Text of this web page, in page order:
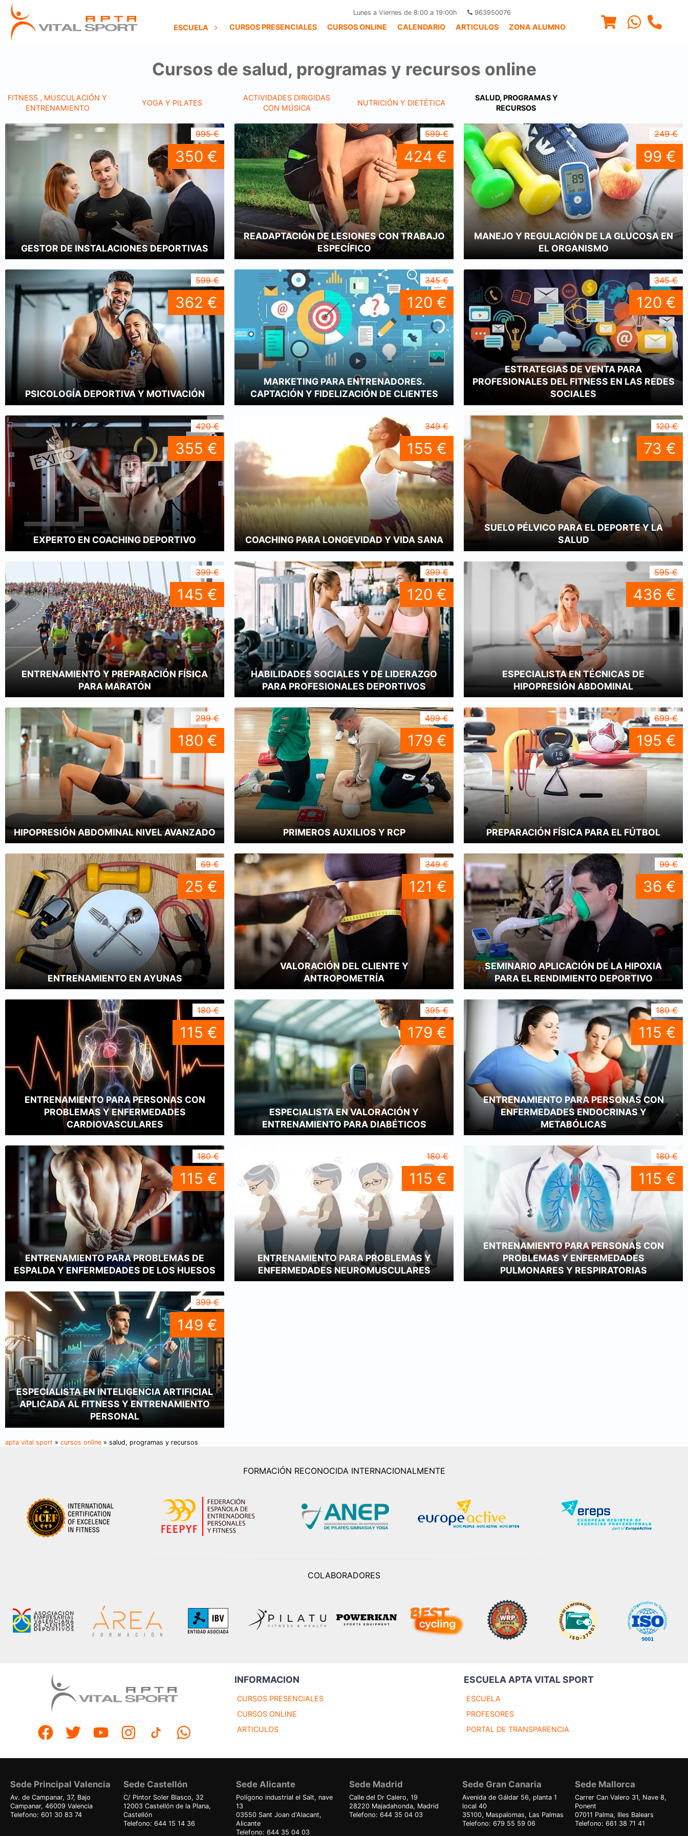
Lunes a Viernes de 8:00 a 19:00h 963950076
ESCUELA CURSOS PRESENCIALES CURSOS ONLINE CALENDARIO ARTICULOS ZONA ALUMNO
Cursos de salud, programas y recursos online
FITNESS , MUSCULACIÓN Y
ENTRENAMIENTO
YOGA Y PILATES
ACTIVIDADES DIRIGIDAS
CON MÚSICA
NUTRICIÓN Y DIETÉTICA
SALUD, PROGRAMAS Y
RECURSOS
GESTOR DE INSTALACIONES DEPORTIVAS
350 €
995 €
READAPTACIÓN DE LESIONES CON TRABAJO
ESPECÍFICO
424 €
599 €
MANEJO Y REGULACIÓN DE LA GLUCOSA EN
EL ORGANISMO
99 €
249 €
PSICOLOGÍA DEPORTIVA Y MOTIVACIÓN
362 €
599 €
MARKETING PARA ENTRENADORES.
CAPTACIÓN Y FIDELIZACIÓN DE CLIENTES
120 €
345 €
ESTRATEGIAS DE VENTA PARA
PROFESIONALES DEL FITNESS EN LAS REDES
SOCIALES
120 €
345 €
EXPERTO EN COACHING DEPORTIVO
355 €
420 €
COACHING PARA LONGEVIDAD Y VIDA SANA
155 €
349 €
SUELO PÉLVICO PARA EL DEPORTE Y LA
SALUD
73 €
120 €
ENTRENAMIENTO Y PREPARACIÓN FÍSICA
PARA MARATÓN
145 €
399 €
HABILIDADES SOCIALES Y DE LIDERAZGO
PARA PROFESIONALES DEPORTIVOS
120 €
399 €
ESPECIALISTA EN TÉCNICAS DE
HIPOPRESIÓN ABDOMINAL
436 €
595 €
HIPOPRESIÓN ABDOMINAL NIVEL AVANZADO
180 €
299 €
PRIMEROS AUXILIOS Y RCP
179 €
499 €
PREPARACIÓN FÍSICA PARA EL FÚTBOL
195 €
699 €
ENTRENAMIENTO EN AYUNAS
25 €
69 €
VALORACIÓN DEL CLIENTE Y
ANTROPOMETRÍA
121 €
349 €
SEMINARIO APLICACIÓN DE LA HIPOXIA
PARA EL RENDIMIENTO DEPORTIVO
36 €
99 €
ENTRENAMIENTO PARA PERSONAS CON
PROBLEMAS Y ENFERMEDADES
CARDIOVASCULARES
115 €
180 €
ESPECIALISTA EN VALORACIÓN Y
ENTRENAMIENTO PARA DIABÉTICOS
179 €
395 €
ENTRENAMIENTO PARA PERSONAS CON
ENFERMEDADES ENDOCRINAS Y
METABÓLICAS
115 €
180 €
ENTRENAMIENTO PARA PROBLEMAS DE
ESPALDA Y ENFERMEDADES DE LOS HUESOS
115 €
180 €
ENTRENAMIENTO PARA PROBLEMAS Y
ENFERMEDADES NEUROMUSCULARES
115 €
180 €
ENTRENAMIENTO PARA PERSONAS CON
PROBLEMAS Y ENFERMEDADES
PULMONARES Y RESPIRATORIAS
115 €
180 €
ESPECIALISTA EN INTELIGENCIA ARTIFICIAL
APLICADA AL FITNESS Y ENTRENAMIENTO
PERSONAL
149 €
399 €
apta vital sport » cursos online » salud, programas y recursos
FORMACIÓN RECONOCIDA INTERNACIONALMENTE
COLABORADORES
INFORMACION
CURSOS PRESENCIALES
CURSOS ONLINE
ARTICULOS
ESCUELA APTA VITAL SPORT
ESCUELA
PROFESORES
PORTAL DE TRANSPARENCIA
Sede Principal Valencia
Av. de Campanar, 37, Bajo
Campanar, 46009 Valencia
Telefono: 601 30 83 74
Sede Castellón
C/ Pintor Soler Blasco, 32
12003 Castellón de la Plana,
Castellón
Telefono: 644 15 14 36
Sede Alicante
Polígono industrial el Salt, nave
13
03550 Sant Joan d'Alacant,
Alicante
Telefono: 644 35 04 03
Sede Madrid
Calle del Dr Calero, 19
28220 Majadahonda, Madrid
Telefono: 644 35 04 03
Sede Gran Canaria
Avenida de Gáldar 56, planta 1
local 40
35100, Maspalomas, Las Palmas
Telefono: 679 55 59 06
Sede Mallorca
Carrer Can Valero 31, Nave 8,
Ponent
07011 Palma, Illes Balears
Telefono: 661 38 71 41